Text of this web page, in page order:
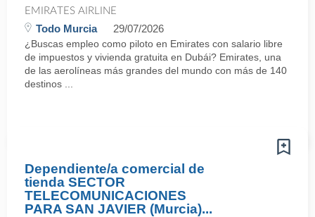
EMIRATES AIRLINE
Todo Murcia 29/07/2026
¿Buscas empleo como piloto en Emirates con salario libre
de impuestos y vivienda gratuita en Dubái? Emirates, una
de las aerolíneas más grandes del mundo con más de 140
destinos ...
Dependiente/a comercial de
tienda SECTOR
TELECOMUNICACIONES
PARA SAN JAVIER (Murcia)...